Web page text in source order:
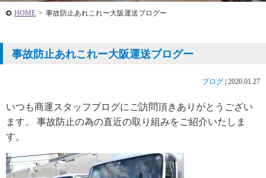
HOME > 事故防止あれこれー大阪運送ブログー
事故防止あれこれー大阪運送ブログー
ブログ 2020.01.27
いつも商運スタッフブログにご訪問頂きありがとうござい
ます。 事故防止の為の直近の取り組みをご紹介いたしま
す。